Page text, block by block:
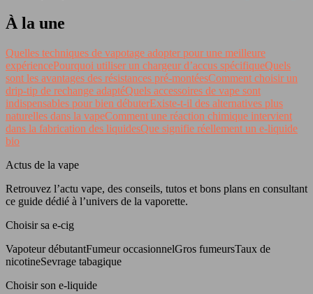
À la une
Quelles techniques de vapotage adopter pour une meilleure
expériencePourquoi utiliser un chargeur d’accus spécifiqueQuels
sont les avantages des résistances pré-montéesComment choisir un
drip-tip de rechange adaptéQuels accessoires de vape sont
indispensables pour bien débuterExiste-t-il des alternatives plus
naturelles dans la vapeComment une réaction chimique intervient
dans la fabrication des liquidesQue signifie réellement un e-liquide
bio
Actus de la vape
Retrouvez l’actu vape, des conseils, tutos et bons plans en consultant
ce guide dédié à l’univers de la vaporette.
Choisir sa e-cig
Vapoteur débutantFumeur occasionnelGros fumeursTaux de
nicotineSevrage tabagique
Choisir son e-liquide